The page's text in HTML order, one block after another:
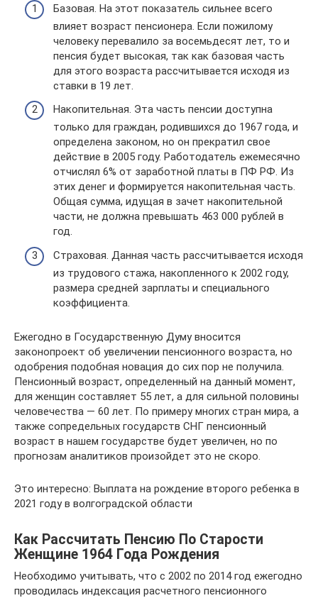
Базовая. На этот показатель сильнее всего
влияет возраст пенсионера. Если пожилому
человеку перевалило за восемьдесят лет, то и
пенсия будет высокая, так как базовая часть
для этого возраста рассчитывается исходя из
ставки в 19 лет.
Накопительная. Эта часть пенсии доступна
только для граждан, родившихся до 1967 года, и
определена законом, но он прекратил свое
действие в 2005 году. Работодатель ежемесячно
отчислял 6% от заработной платы в ПФ РФ. Из
этих денег и формируется накопительная часть.
Общая сумма, идущая в зачет накопительной
части, не должна превышать 463 000 рублей в
год.
Страховая. Данная часть рассчитывается исходя
из трудового стажа, накопленного к 2002 году,
размера средней зарплаты и специального
коэффициента.
Ежегодно в Государственную Думу вносится
законопроект об увеличении пенсионного возраста, но
одобрения подобная новация до сих пор не получила.
Пенсионный возраст, определенный на данный момент,
для женщин составляет 55 лет, а для сильной половины
человечества — 60 лет. По примеру многих стран мира, а
также сопредельных государств СНГ пенсионный
возраст в нашем государстве будет увеличен, но по
прогнозам аналитиков произойдет это не скоро.
Это интересно: Выплата на рождение второго ребенка в
2021 году в волгоградской области
Как Рассчитать Пенсию По Старости
Женщине 1964 Года Рождения
Необходимо учитывать, что с 2002 по 2014 год ежегодно
проводилась индексация расчетного пенсионного